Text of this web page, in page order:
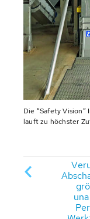
Die “Safety
lauft zu höchster